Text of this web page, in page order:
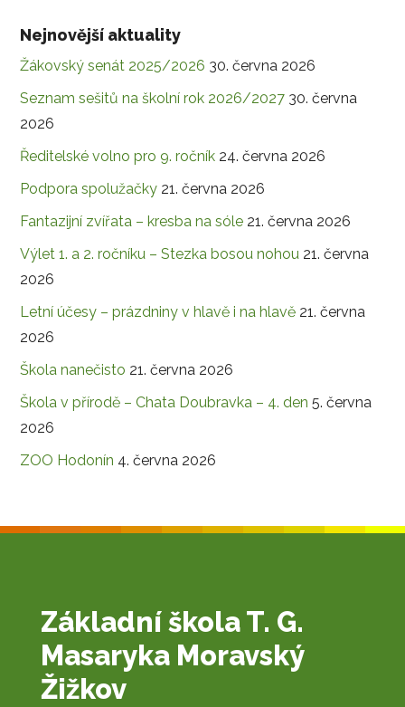
Nejnovější aktuality
Žákovský senát 2025/2026 30. června 2026
Seznam sešitů na školní rok 2026/2027 30. června
2026
Ředitelské volno pro 9. ročník 24. června 2026
Podpora spolužačky 21. června 2026
Fantazijní zvířata – kresba na sóle 21. června 2026
Výlet 1. a 2. ročníku – Stezka bosou nohou 21. června
2026
Letní účesy – prázdniny v hlavě i na hlavě 21. června
2026
Škola nanečisto 21. června 2026
Škola v přírodě – Chata Doubravka – 4. den 5. června
2026
ZOO Hodonín 4. června 2026
Základní škola T. G.
Masaryka Moravský
Žižkov